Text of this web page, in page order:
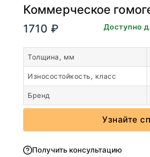
Коммерческое
1710 ₽ В наличии. Доступно
Толщина, мм
Износостойкость, класс
Бренд
Узнайте
Получить консультацию